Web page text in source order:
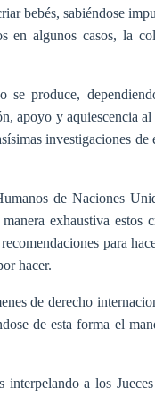
bebés, sabiéndose
en algunos casos, la
se produce,
apoyo y aquiescencia
investigaciones
de Naciones
exhaustiva
para
hacer.
de derecho
de esta forma el
a los